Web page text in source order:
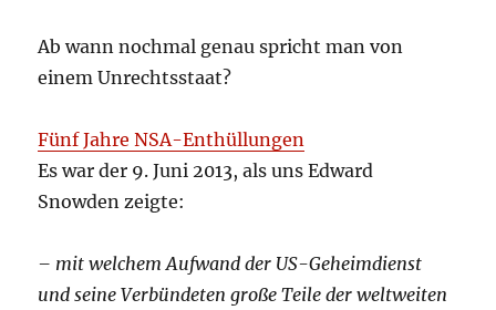
Ab wann nochmal genau spricht man von
einem Unrechtsstaat?
Fünf Jahre NSA-Enthüllungen
Es war der 9. Juni 2013, als uns Edward
Snowden zeigte:
– mit welchem Aufwand der US-Geheimdienst
und seine Verbündeten große Teile der weltweiten